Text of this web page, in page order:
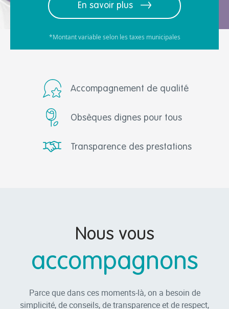
En savoir plus
*Montant variable selon les taxes municipales
Accompagnement de qualité
Obsèques dignes pour tous
Transparence des prestations
Nous vous
accompagnons
Parce que dans ces moments-là, on a besoin de
simplicité, de conseils, de transparence et de respect,